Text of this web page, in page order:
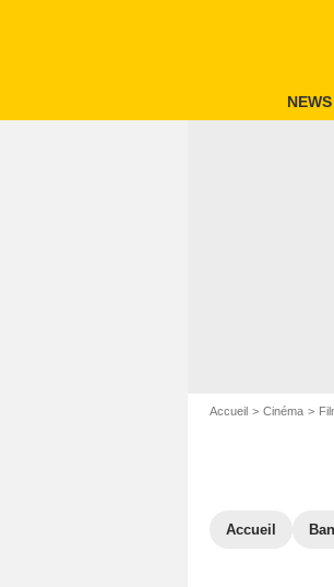
NEWS
Accueil Cinéma
Accueil